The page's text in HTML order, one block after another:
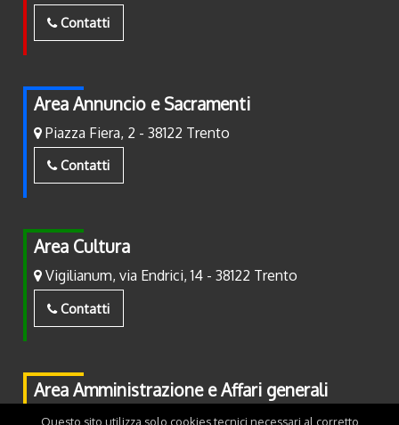
Contatti
Area Annuncio e Sacramenti
Piazza Fiera, 2 - 38122 Trento
Contatti
Area Cultura
Vigilianum, via Endrici, 14 - 38122 Trento
Contatti
Area Amministrazione e Affari generali
Piazza Fiera, 2 - 38122 Trento
Questo sito utilizza solo cookies tecnici necessari al corretto